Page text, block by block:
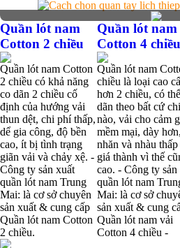
Thị hiều quần lót nam bơi
Xu hướng thời trang trẻ và
Giặt và bảo quản quần
Mẫu quần lót nam giá
Những mẩu quần lót nam
Quần lót nam
Cotton 2 chiều
Quần lót nam Cotton
2 chiều có khả năng
co dãn 2 chiều cố
định của hướng vải
thun dệt, chi phí thấp,
dể gia công, độ bền
cao, ít bị tình trạng
giãn vải và chảy xệ. -
Công ty sản xuất
quần lót nam Trung
Mai: là cơ sở chuyên
sản xuất & cung cấp
Quần lót nam Cotton
2 chiều.
Quần lót nam
Cotton 4 chiều
Quần lót nam
chiều là loại cao
hơn 2 chiều, có
dãn theo bất cứ
nào, vải cho cảm
mềm mại, dày
nhăn và nhàu
giá thành vì thế
cao. - Công ty sản
quần lót nam
Mai: là cơ sở
sản xuất & cung
Quần lót nam vải
Cotton 4 chiều -